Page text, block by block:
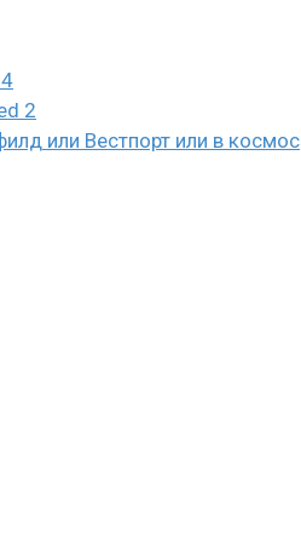
2
или Вестпорт или в космос